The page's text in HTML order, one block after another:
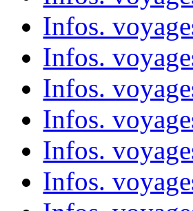
Infos.
Infos.
Infos.
Infos.
Infos.
Infos.